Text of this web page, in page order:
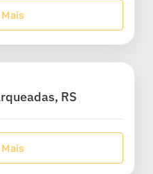
RS